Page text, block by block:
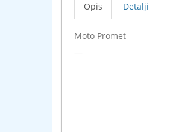
Opis Detalji
Moto Promet
—